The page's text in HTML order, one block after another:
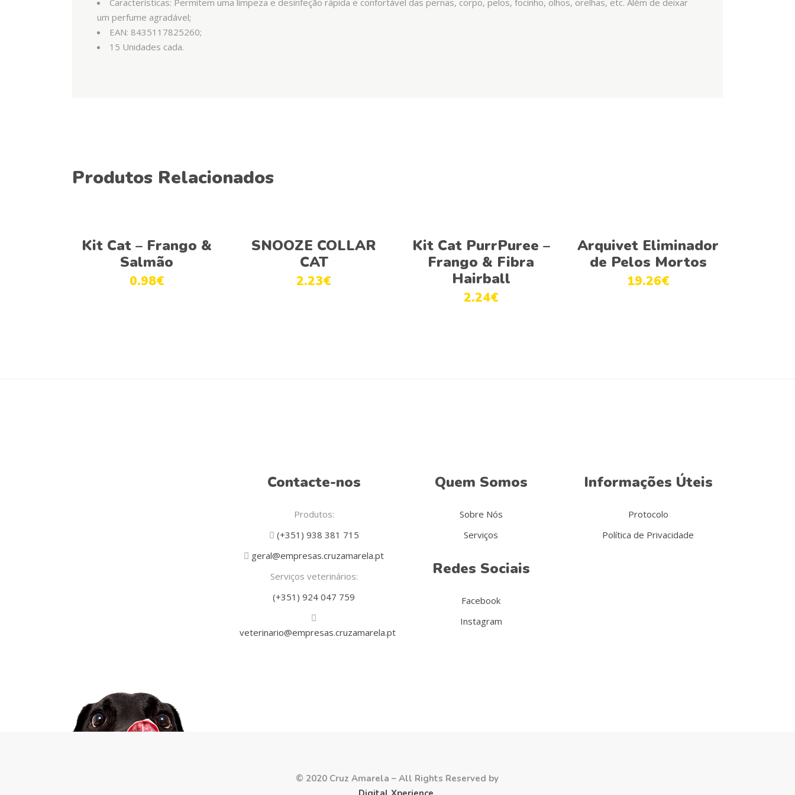
Características: Permitem uma limpeza e desinfeção rápida e confortável das pernas, corpo, pelos, focinho, olhos, orelhas, etc. Além de deixar
um perfume agradável;
EAN: 8435117825260;
15 Unidades cada.
Produtos Relacionados
Ver opções
Kit Cat – Frango &
Salmão
0.98€
Adicionar
SNOOZE COLLAR
CAT
2.23€
Ver opções
Kit Cat PurrPuree –
Frango & Fibra
Hairball
2.24€
Adicionar
Arquivet Eliminador
de Pelos Mortos
19.26€
Contacte-nos
Produtos:
(+351) 938 381 715
geral@empresas.cruzamarela.pt
Serviços veterinários:
(+351) 924 047 759
veterinario@empresas.cruzamarela.pt
Quem Somos
Sobre Nós
Serviços
Redes Sociais
Facebook
Instagram
Informações Úteis
Protocolo
Política de Privacidade
© 2020 Cruz Amarela – All Rights Reserved by